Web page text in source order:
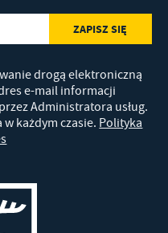
drogą elektroniczną
e-mail informacji
Administratora usług.
każdym czasie. Polityka